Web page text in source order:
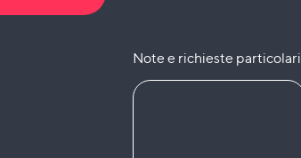
Note e richieste particolari